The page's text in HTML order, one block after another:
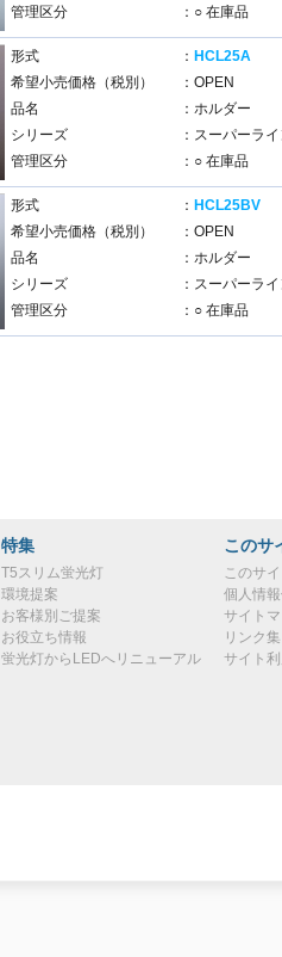
管理区分
：○ 在庫品
形式 ： HCL25A
希望小売価格（税別）
：OPEN
品名
：ホルダー
シリーズ
：スーパーラ
管理区分
：○ 在庫品
形式 ： HCL25BV
希望小売価格（税別）
：OPEN
品名
：ホルダー
シリーズ
：スーパーラ
管理区分
：○ 在庫品
特集
T5スリム蛍光灯
環境提案
お客様別ご提案
お役立ち情報
蛍光灯からLEDへリニューアル
このサ
このサ
個人情
サイト
リンク集
サイト